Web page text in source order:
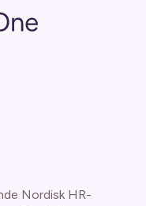
Nordisk HR-